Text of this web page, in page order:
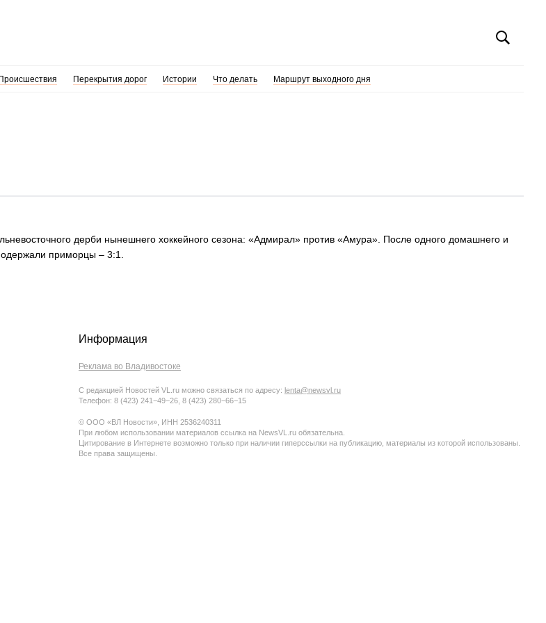
Происшествия Перекрытия дорог Истории Что делать Маршрут выходного дня
дерби нынешнего хоккейного сезона: «Адмирал» против «Амура». После одного домашнего и
одержали приморцы – 3:1.
Информация
Реклама во Владивостоке
С редакцией Новостей VL.ru можно связаться по адресу: lenta@newsvl.ru
Телефон: 8 (423) 241−49−26, 8 (423) 280−66−15
© ООО «ВЛ Новости», ИНН 2536240311
При любом использовании материалов ссылка на NewsVL.ru обязательна.
Цитирование в Интернете возможно только при наличии гиперссылки на публикацию, материалы из которой использованы.
Все права защищены.